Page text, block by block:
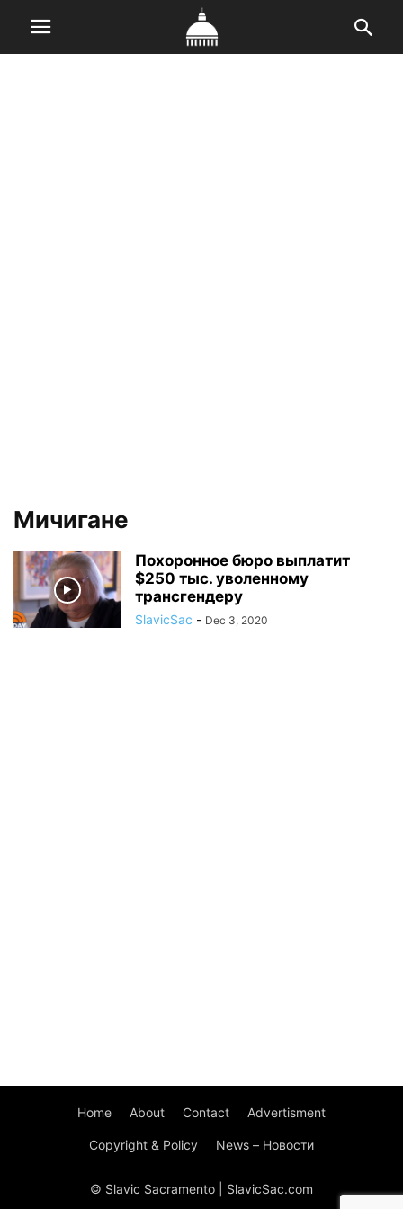
Мичигане
Похоронное бюро выплатит
$250 тыс. уволенному
трансгендеру
SlavicSac - Dec 3, 2020
Home About Contact Advertisment
Copyright & Policy News – Новости
© Slavic Sacramento | SlavicSac.com